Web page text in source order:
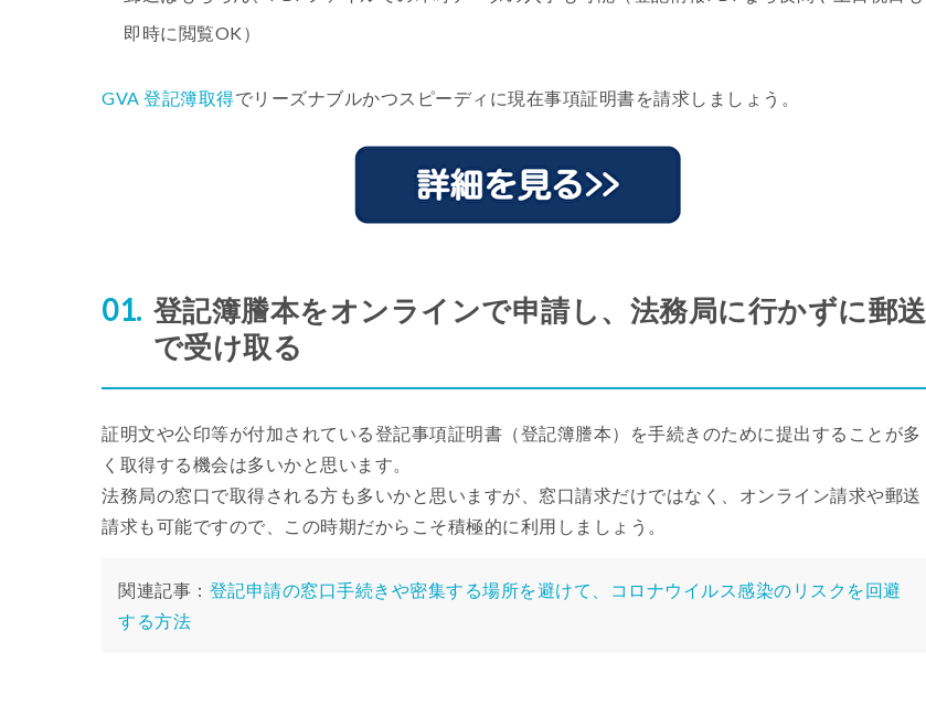
即時に閲覧OK）
GVA 登記簿取得でリーズナブルかつスピーディに現在事項証明書を請求しましょう。
登記簿謄本をオンラインで申請し、法務局に行かずに郵送
で受け取る
証明文や公印等が付加されている登記事項証明書（登記簿謄本）を手続きのために提出することが多
く取得する機会は多いかと思います。
法務局の窓口で取得される方も多いかと思いますが、窓口請求だけではなく、オンライン請求や郵送
請求も可能ですので、この時期だからこそ積極的に利用しましょう。
関連記事： 登記申請の窓口手続きや密集する場所を避けて、コロナウイルス感染のリスクを回避
する方法